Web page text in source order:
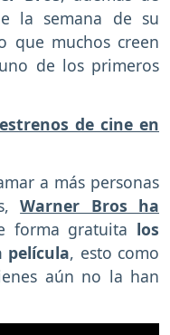
la semana de su
que muchos creen
de los primeros
de cine en
a más personas
Warner Bros ha
forma gratuita los
película, esto como
aún no la han